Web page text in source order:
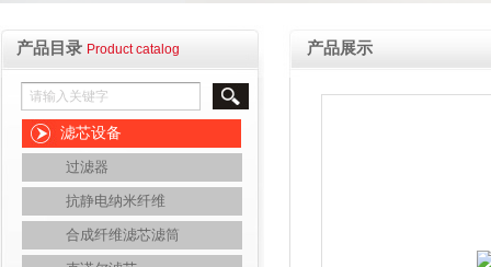
产品目录 Product catalog
滤芯设备
过滤器
抗静电纳米纤维
合成纤维滤芯滤筒
产品展示